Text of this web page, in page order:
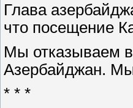
Глава
что посещение
Мы отказываем
Азербайджан.
* * *